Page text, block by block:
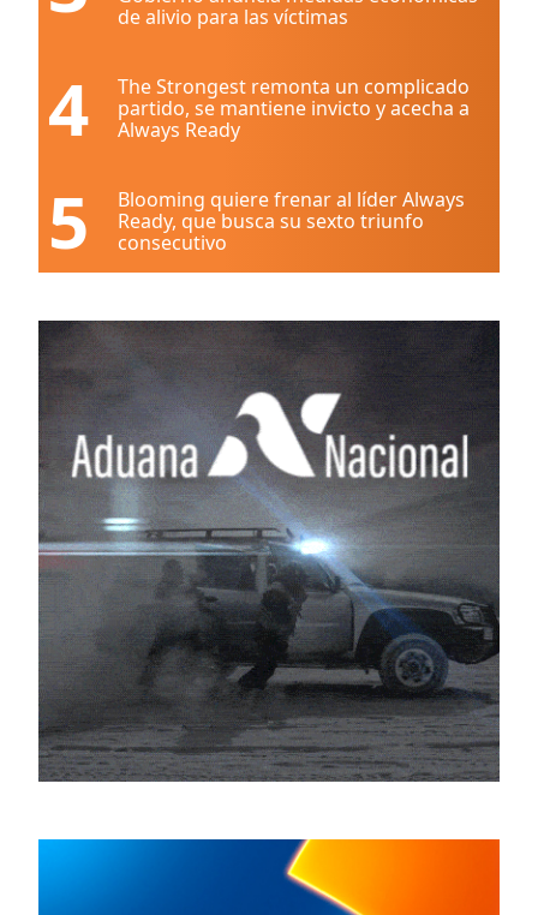
de alivio para las víctimas
4
The Strongest remonta un complicado
partido, se mantiene invicto y acecha a
Always Ready
5
Blooming quiere frenar al líder Always
Ready, que busca su sexto triunfo
consecutivo